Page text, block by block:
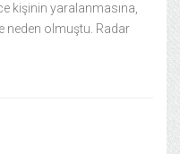
kişinin yaralanmasına,
neden olmuştu. Radar